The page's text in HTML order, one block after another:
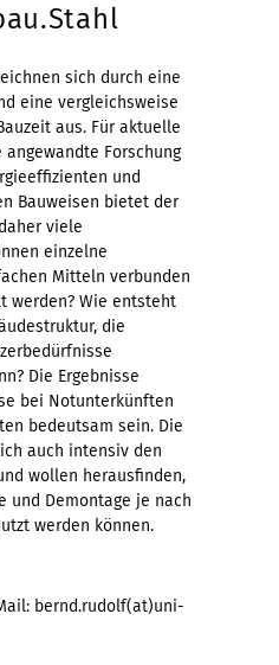
sich durch eine
eine vergleichsweise
aus. Für aktuelle
Forschung
und
Bauweisen bietet der
viele
einzelne
Mitteln verbunden
werden? Wie entsteht
die
Die Ergebnisse
bei Notunterkünften
bedeutsam sein. Die
auch intensiv den
wollen herausfinden,
und Demontage je nach
werden können.
bernd.rudolf(at)uni-